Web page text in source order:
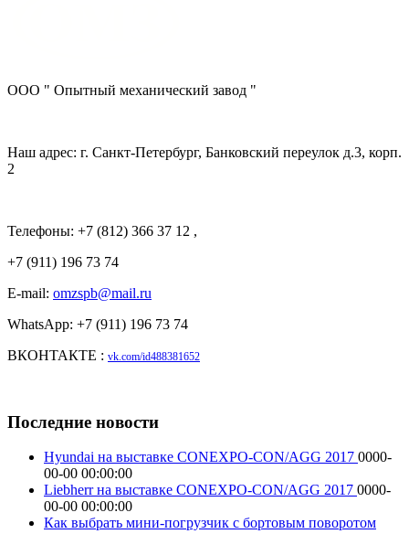
ООО " Опытный механический завод "
Наш адрес: г. Санкт-Петербург, Банковский переулок д.3, корп.
2
Телефоны: +7 (812) 366 37 12 ,
+7 (911) 196 73 74
E-mail: omzspb@mail.ru
WhatsApp: +7 (911) 196 73 74
ВКОНТАКТЕ : vk.com/id488381652
Последние новости
Hyundai на выставке CONEXPO-CON/AGG 2017 0000-
00-00 00:00:00
Liebherr на выставке CONEXPO-CON/AGG 2017 0000-
00-00 00:00:00
Как выбрать мини-погрузчик с бортовым поворотом